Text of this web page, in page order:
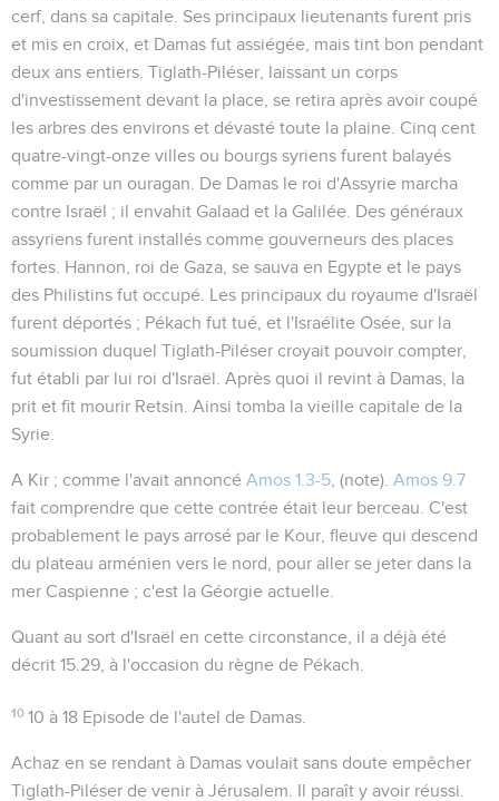
cerf, dans sa capitale . Ses principaux lieutenants furent pris
et mis en croix, et Damas fut assiégée, mais tint bon pendant
deux ans entiers. Tiglath-Piléser, laissant un corps
d'investissement devant la place, se retira après avoir coupé
les arbres des environs et dévasté toute la plaine. Cinq cent
quatre-vingt-onze villes ou bourgs syriens furent balayés
comme par un ouragan. De Damas le roi d'Assyrie marcha
contre Israël ; il envahit Galaad et la Galilée. Des généraux
assyriens furent installés comme gouverneurs des places
fortes. Hannon, roi de Gaza, se sauva en Egypte et le pays
des Philistins fut occupé. Les principaux du royaume d'Israël
furent déportés ; Pékach fut tué, et l'Israélite Osée, sur la
soumission duquel Tiglath-Piléser croyait pouvoir compter,
fut établi par lui roi d'Israël. Après quoi il revint à Damas, la
prit et fit mourir Retsin. Ainsi tomba la vieille capitale de la
Syrie.
A Kir ; comme l'avait annoncé Amos 1.3-5 , (note). Amos 9.7
fait comprendre que cette contrée était leur berceau. C'est
probablement le pays arrosé par le Kour, fleuve qui descend
du plateau arménien vers le nord, pour aller se jeter dans la
mer Caspienne ; c'est la Géorgie actuelle.
Quant au sort d'Israël en cette circonstance, il a déjà été
décrit 15.29 , à l'occasion du règne de Pékach.
10 10 à 18 Episode de l'autel de Damas.
Achaz en se rendant à Damas voulait sans doute empêcher
Tiglath-Piléser de venir à Jérusalem. Il paraît y avoir réussi.